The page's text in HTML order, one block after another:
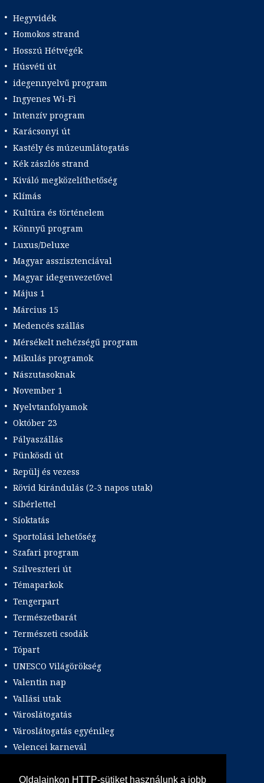
Oldalainkon HTTP-sütiket használunk a jobb
Hegyvidék
Homokos strand
Hosszú Hétvégék
Húsvéti út
idegennyelvű program
Ingyenes Wi-Fi
Intenzív program
Karácsonyi út
Kastély és múzeumlátogatás
Kék zászlós strand
Kiváló megközelíthetőség
Klímás
Kultúra és történelem
Könnyű program
Luxus/Deluxe
Magyar asszisztenciával
Magyar idegenvezetővel
Május 1
Március 15
Medencés szállás
Mérsékelt nehézségű program
Mikulás programok
Nászutasoknak
November 1
Nyelvtanfolyamok
Október 23
Pályaszállás
Pünkösdi út
Repülj és vezess
Rövid kirándulás (2-3 napos utak)
Síbérlettel
Síoktatás
Sportolási lehetőség
Szafari program
Szilveszteri út
Témaparkok
Tengerpart
Természetbarát
Természeti csodák
Tópart
UNESCO Világörökség
Valentin nap
Vallási utak
Városlátogatás
Városlátogatás egyénileg
Velencei karnevál
Wellness